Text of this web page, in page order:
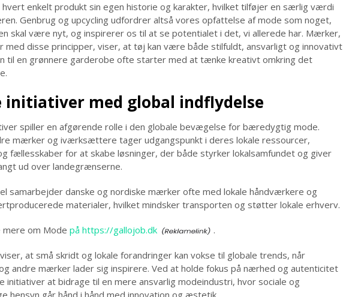
hvert enkelt produkt sin egen historie og karakter, hvilket tilføjer en særlig værdi
Genbrug og upcycling udfordrer altså vores opfattelse af mode som noget,
skal være nyt, og inspirerer os til at se potentialet i det, vi allerede har. Mærker,
med disse principper, viser, at tøj kan være både stilfuldt, ansvarligt og innovativt
til en grønnere garderobe ofte starter med at tænke kreativt omkring det
initiativer med global indflydelse
spiller en afgørende rolle i den globale bevægelse for bæredygtig mode.
mærker og iværksættere tager udgangspunkt i deres lokale ressourcer,
fællesskaber for at skabe løsninger, der både styrker lokalsamfundet og giver
ud over landegrænserne.
samarbejder danske og nordiske mærker ofte med lokale håndværkere og
materialer, hvilket mindsker transporten og støtter lokale erhverv.
mere om Mode på https://gallojob.dk .
at små skridt og lokale forandringer kan vokse til globale trends, når
andre mærker lader sig inspirere. Ved at holde fokus på nærhed og autenticitet
initiativer at bidrage til en mere ansvarlig modeindustri, hvor sociale og